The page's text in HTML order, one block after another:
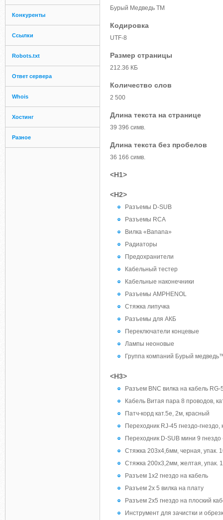
Конкуренты
Ссылки
Robots.txt
Ответ сервера
Whois
Хостинг
Разное
Бурый Медведь ТМ
Кодировка
UTF-8
Размер страницы
212.36 КБ
Количество слов
2 500
Длина текста на странице
39 396 симв.
Длина текста без пробелов
36 166 симв.
<H1>
<H2>
Разъемы D-SUB
Разъемы RCA
Вилка «Banana»
Радиаторы
Предохранители
Кабельный тестер
Кабельные наконечники
Разъемы AMPHENOL
Стяжка липучка
Разъемы для АКБ
Переключатели концевые
Лампы неоновые
Группа компаний Бурый
<H3>
Разъем BNC вилка на кабель
Кабель Витая пара 8 проводов,
Патч-корд кат.5е, 2м, красный
Переходник RJ-45 гнездо-гнездо,
Переходник D-SUB мини 9 гнездо
Стяжка 203х4,6мм, черная, упак.
Стяжка 200х3,2мм, желтая, упак.
Разъем 1х2 гнездо на кабель
Разъем 2х 5 вилка на плату
Разъем 2х5 гнездо на плоский
Инструмент для зачистки и